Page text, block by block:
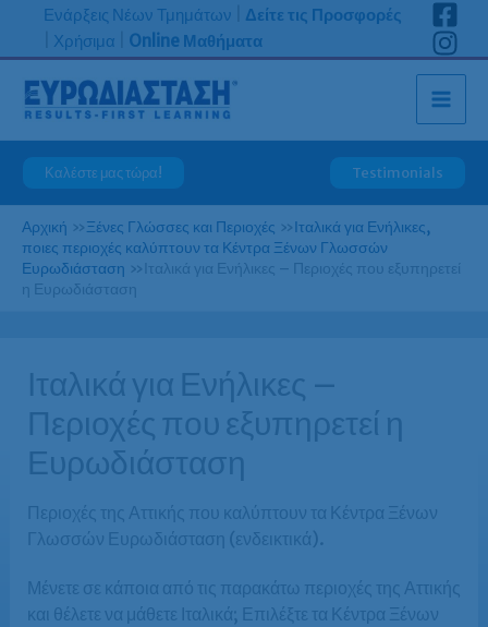
Μετάβαση
περιεχόμενο
Ενάρξεις Νέων Τμημάτων
Δείτε τις Προσφορές
Χρήσιμα Online Μαθήματα
Καλέστε μας τώρα! Testimonials
Αρχική »Ξένες Γλώσσες και Περιοχές »Ιταλικά για Ενήλικες,
ποιες περιοχές καλύπτουν τα Κέντρα Ξένων Γλωσσών
Ευρωδιάσταση » Ιταλικά για Ενήλικες – Περιοχές που εξυπηρετεί
η Ευρωδιάσταση
Ιταλικά για Ενήλικες –
Περιοχές που εξυπηρετεί η
Ευρωδιάσταση
Περιοχές της Αττικής που καλύπτουν τα Κέντρα Ξένων
Γλωσσών Ευρωδιάσταση (ενδεικτικά).
Μένετε σε κάποια από τις παρακάτω περιοχές της Αττικής
και θέλετε να μάθετε Ιταλικά; Επιλέξτε τα Κέντρα Ξένων